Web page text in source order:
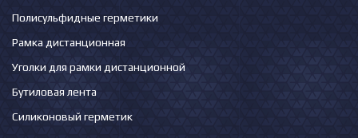
Полисульфидные герметики
Рамка дистанционная
Уголки для рамки дистанционной
Бутиловая лента
Силиконовый герметик